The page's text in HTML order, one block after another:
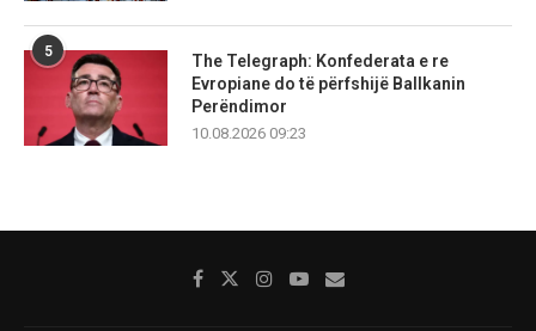
5
The Telegraph: Konfederata e re
Evropiane do të përfshijë Ballkanin
Perëndimor
10.08.2026 09:23